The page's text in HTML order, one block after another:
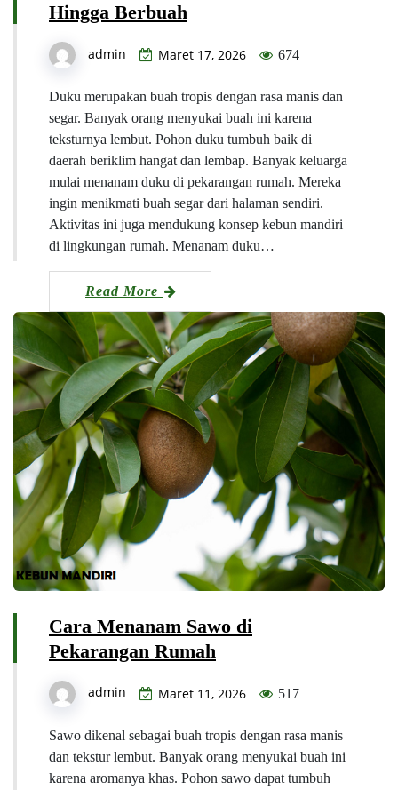
Hingga Berbuah
admin Maret 17, 2026 674
Duku merupakan buah tropis dengan rasa manis dan
segar. Banyak orang menyukai buah ini karena
teksturnya lembut. Pohon duku tumbuh baik di
daerah beriklim hangat dan lembap. Banyak keluarga
mulai menanam duku di pekarangan rumah. Mereka
ingin menikmati buah segar dari halaman sendiri.
Aktivitas ini juga mendukung konsep kebun mandiri
di lingkungan rumah. Menanam duku…
Read More
Cara Menanam Sawo di
Pekarangan Rumah
admin Maret 11, 2026 517
Sawo dikenal sebagai buah tropis dengan rasa manis
dan tekstur lembut. Banyak orang menyukai buah ini
karena aromanya khas. Pohon sawo dapat tumbuh